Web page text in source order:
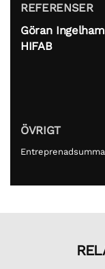
REFERENSER
Göran
HIFAB
ÖVRIGT